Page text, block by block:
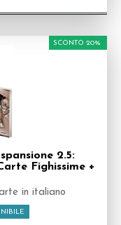
2.5:
Fighissime +
in italiano
SCONTO 20%